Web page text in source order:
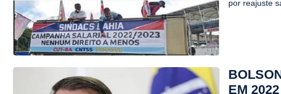
por reajuste
EM 2022